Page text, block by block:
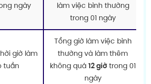
ngày
làm việc bình thường
trong 01 ngày
giờ làm
tuần
Tổng giờ làm việc bình
thường và làm thêm
không quá 12 giờ trong 01
ngày